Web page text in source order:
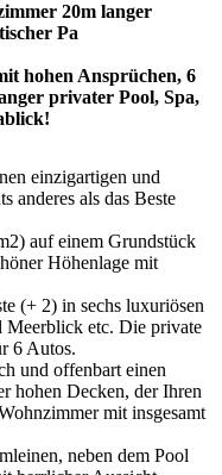
20m langer
Pa
hohen Ansprüchen, 6
privater Pool, Spa,
einzigartigen und
anderes als das Beste
auf einem Grundstück
Höhenlage mit
(+ 2) in sechs luxuriösen
Meerblick etc. Die private
6 Autos.
und offenbart einen
hohen Decken, der Ihren
mit insgesamt
neben dem Pool